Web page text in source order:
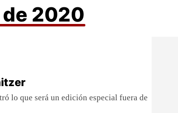
2020
lo que será un edición especial fuera de